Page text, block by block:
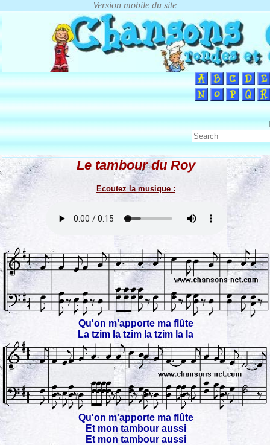
Le tambour du Roy
Ecoutez la musique :
Qu'on m'apporte ma flûte
La tzim la tzim la tzim la la
Qu'on m'apporte ma flûte
Et mon tambour aussi
Et mon tambour aussi